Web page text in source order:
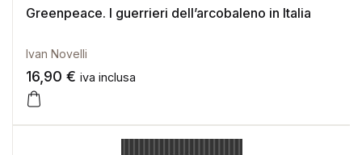
Greenpeace. I guerrieri dell’arcobaleno in Italia
Ivan Novelli
16,90 € iva inclusa